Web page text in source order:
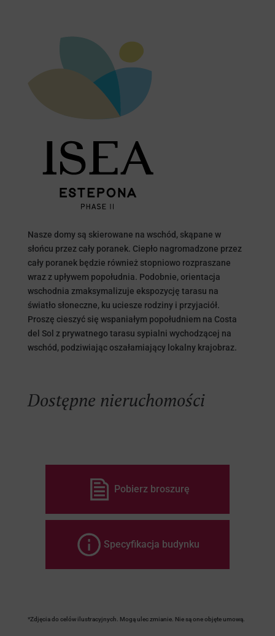
Nasze domy są skierowane na wschód, skąpane w
słońcu przez cały poranek. Ciepło nagromadzone przez
cały poranek będzie również stopniowo rozpraszane
wraz z upływem popołudnia. Podobnie, orientacja
wschodnia zmaksymalizuje ekspozycję tarasu na
światło słoneczne, ku uciesze rodziny i przyjaciół.
Proszę cieszyć się wspaniałym popołudniem na Costa
del Sol z prywatnego tarasu sypialni wychodzącej na
wschód, podziwiając oszałamiający lokalny krajobraz.
Dostępne nieruchomości
Pobierz broszurę
Specyfikacja budynku
*Zdjęcia do celów ilustracyjnych. Mogą ulec zmianie. Nie są one objęte umową.